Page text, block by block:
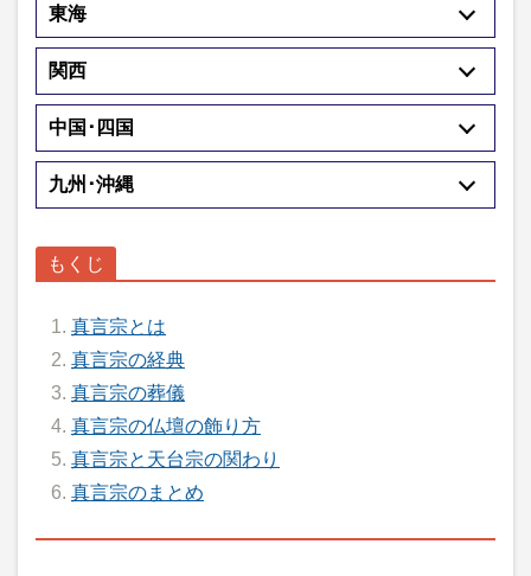
東海
関西
中国･四国
九州･沖縄
真言宗とは
真言宗の経典
真言宗の葬儀
真言宗の仏壇の飾り方
真言宗と天台宗の関わり
真言宗のまとめ